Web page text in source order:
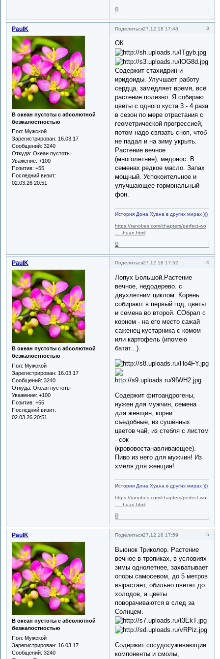
0
Поделиться 3
27.12.18 17:48
PaulK
В океан пустоты с абсолютной
безжалостностью
Пол: Мужской
Зарегистрирован: 16.03.17
Сообщений: 3240
Откуда: Океан пустоты
Уважение: +100
Позитив: +55
Последний визит:
02.03.26 20:51
ОК.
Содержит стахидрин и
иридоиды. Улучшает работу
сердца, замедляет время, всё
растение полезно. Я собираю
цветы с одного куста 3 - 4 раза
в сезон по мере отрастания с
геометрической прогрессией,
потом надо связать сноп, чтоб
не падал и на зиму укрыть.
Растение вечное
(многолетнее), медонос. В
семенах редкое масло. Запах
мощный. Успокоительное и
улучшающее гормональный
фон.
История Дона Хуана в других мирах )))
https://ranobes.com/chapters/perfect-wo
… -huan.html
0
Поделиться 4
27.12.18 17:52
PaulK
В океан пустоты с абсолютной
безжалостностью
Пол: Мужской
Зарегистрирован: 16.03.17
Сообщений: 3240
Откуда: Океан пустоты
Уважение: +100
Позитив: +55
Последний визит:
02.03.26 20:51
Лопух Большой.Растение
вечное, недодерево. с
двухлетним циклом. Корень
собирают в первый год, цветы
и семена во второй. СОбрал с
корнем - на его место сажай
саженец кустарника с комом
или картофель (ипомею
батат...).
Содержит фитоандрогены,
нужен для мужчин, семена
для женщин, корни
съедобные, из сушённых
цветов чай, из стебля с листом
- сок
(крововостанавливающее).
Пиво из него для мужчин! Из
хмеля для женщин!
История Дона Хуана в других мирах )))
https://ranobes.com/chapters/perfect-wo
… -huan.html
0
Поделиться 5
27.12.18 17:59
PaulK
В океан пустоты с абсолютной
безжалостностью
Пол: Мужской
Зарегистрирован: 16.03.17
Сообщений: 3240
Вьюнок Триколор. Растение
вечное в тропиках, в условиях
зимы однолетнее, захватывает
опоры самосевом, до 5 метров
вырастает, обильно цветет до
холодов, а цветы
поворачиваются в след за
Солнцем.
Содержит сосудосуживающие
компоненты и смолы,